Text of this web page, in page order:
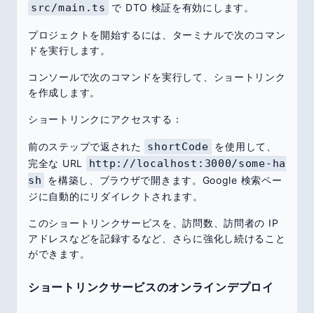
src/main.ts で DTO 検証を有効にします。
プロジェクトを開始するには、ターミナルで次のコマン
ドを実行します。
コンソールで次のコマンドを実行して、ショートリンク
を作成します。
ショートリンクにアクセスする：
前のステップで返された shortCode を使用して、
完全な URL
http://localhost:3000/some-ha
sh
を構築し、ブラウザで開きます。Google 検索ペー
ジに自動的にリダイレクトされます。
このショートリンクサービスを、訪問数、訪問者の IP
アドレスなどを記録するなど、さらに強化し続けること
ができます。
ショートリンクサービスのオンラインデプロイ